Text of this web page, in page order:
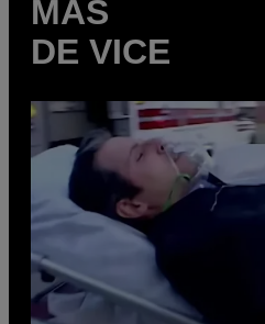
MÁS
DE VICE